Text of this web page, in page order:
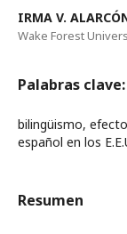
IRMA V.
Wake Forest
Palabras clave:
bilingüismo,
español en los
Resumen